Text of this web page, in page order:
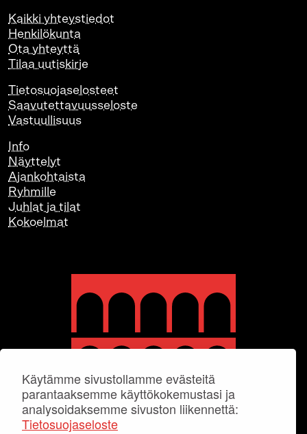
Käytämme sivustollamme evästeitä
parantaaksemme käyttökokemustasi ja
analysoidaksemme sivuston liikennettä:
Tietosuojaseloste
Kaikki yhteystiedot
Henkilökunta
Ota yhteyttä
Tilaa uutiskirje
Tietosuojaselosteet
Saavutettavuusseloste
Vastuullisuus
Info
Näyttelyt
Ajankohtaista
Ryhmille
Juhlat ja tilat
Kokoelmat